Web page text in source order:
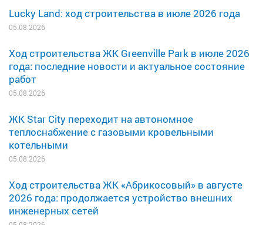
Lucky Land: ход строительства в июле 2026 года
05.08.2026
Ход строительства ЖК Greenville Park в июле 2026
года: последние новости и актуальное состояние
работ
05.08.2026
ЖК Star City переходит на автономное
теплоснабжение с газовыми кровельными
котельными
05.08.2026
Ход строительства ЖК «Абрикосовый» в августе
2026 года: продолжается устройство внешних
инженерных сетей